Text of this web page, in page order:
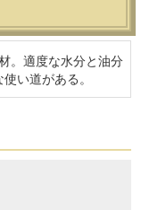
。適度な水分と油分
い道がある。